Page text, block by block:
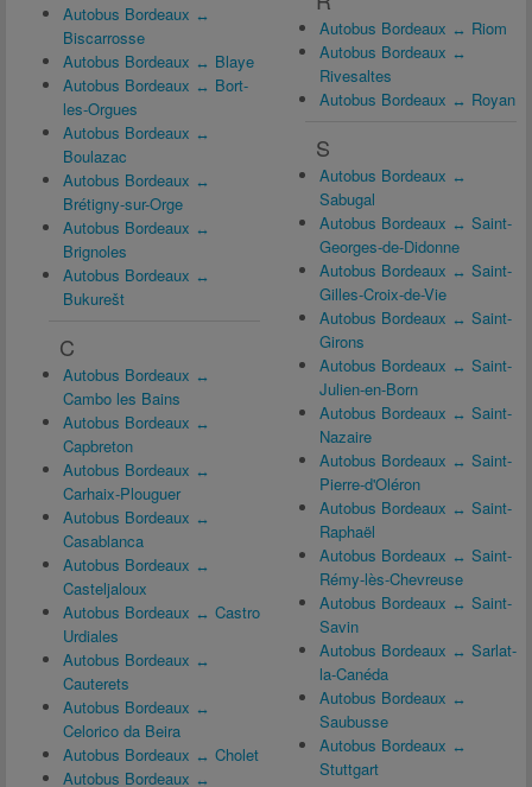
Autobus Bordeaux ↔
Biscarrosse
Autobus Bordeaux ↔ Blaye
Autobus Bordeaux ↔ Bort-
les-Orgues
Autobus Bordeaux ↔
Boulazac
Autobus Bordeaux ↔
Brétigny-sur-Orge
Autobus Bordeaux ↔
Brignoles
Autobus Bordeaux ↔
Bukurešt
C
Autobus Bordeaux ↔
Cambo les Bains
Autobus Bordeaux ↔
Capbreton
Autobus Bordeaux ↔
Carhaix-Plouguer
Autobus Bordeaux ↔
Casablanca
Autobus Bordeaux ↔
Casteljaloux
Autobus Bordeaux ↔ Castro
Urdiales
Autobus Bordeaux ↔
Cauterets
Autobus Bordeaux ↔
Celorico da Beira
Autobus Bordeaux ↔ Cholet
Autobus Bordeaux ↔
Autobus Bordeaux ↔ Riom
Autobus Bordeaux ↔
Rivesaltes
Autobus Bordeaux ↔ Royan
S
Autobus Bordeaux ↔
Sabugal
Autobus Bordeaux ↔ Saint-
Georges-de-Didonne
Autobus Bordeaux ↔ Saint-
Gilles-Croix-de-Vie
Autobus Bordeaux ↔ Saint-
Girons
Autobus Bordeaux ↔ Saint-
Julien-en-Born
Autobus Bordeaux ↔ Saint-
Nazaire
Autobus Bordeaux ↔ Saint-
Pierre-d'Oléron
Autobus Bordeaux ↔ Saint-
Raphaël
Autobus Bordeaux ↔ Saint-
Rémy-lès-Chevreuse
Autobus Bordeaux ↔ Saint-
Savin
Autobus Bordeaux ↔ Sarlat-
la-Canéda
Autobus Bordeaux ↔
Saubusse
Autobus Bordeaux ↔
Stuttgart